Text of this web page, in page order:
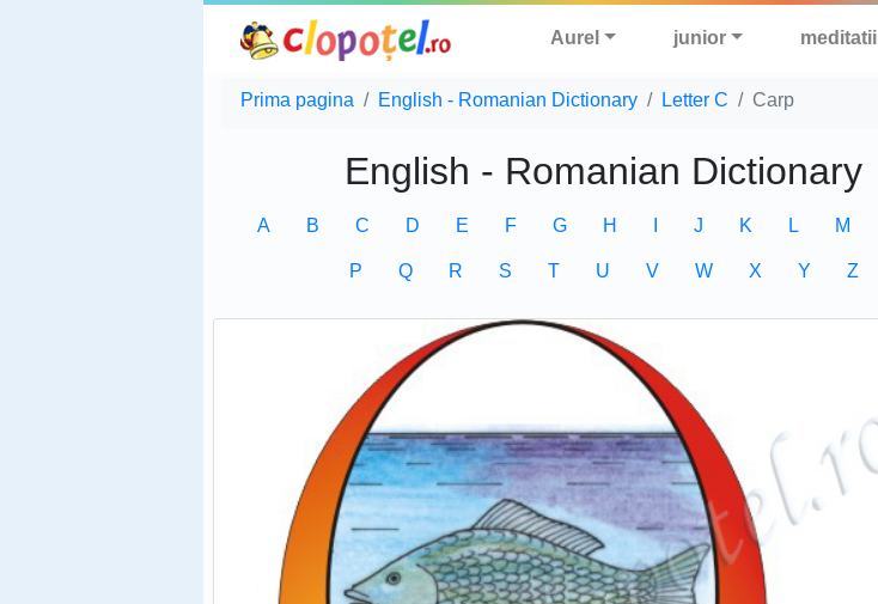
Aurel junior meditatii
Prima pagina English - Romanian Dictionary Letter C Carp
English - Romanian Dictionary
A B C D E F G H J K L M
P Q R S T U V W X Y Z